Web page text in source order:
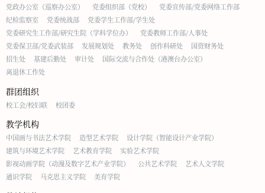
党政办公室（巡察办公室） 党委组织部（党校）
党委宣传部/党委网络工作部
纪检监察室
党委统战部
党委学生工作部/学生处
党委研究生工作部/研究生院（学科学位办）
党委教师工作部/人事处
党委保卫部/党委武装部
发展规划处 教务处 创作科研处
国资财务处
招生处
基建后勤处 审计处
国际交流与合作处（港澳台办公室）
离退休工作处
群团组织
校工会/校妇联 校团委
教学机构
中国画与书法艺术学院 造型艺术学院
设计学院（智能设计产业学院）
建筑与环境艺术学院
艺术教育学院
实验艺术学院
影视动画学院（动漫及数字艺术产业学院）
公共艺术学院
艺术人文学院
通识学院
马克思主义学院 美育学院